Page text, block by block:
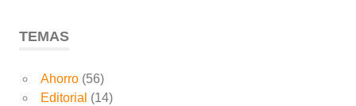
TEMAS
Ahorro(56)
Editorial (14)